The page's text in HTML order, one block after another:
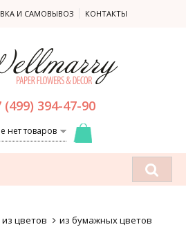
И САМОВЫВОЗ КОНТАКТЫ
(499) 394-47-90
нет товаров
цветов
из бумажных цветов